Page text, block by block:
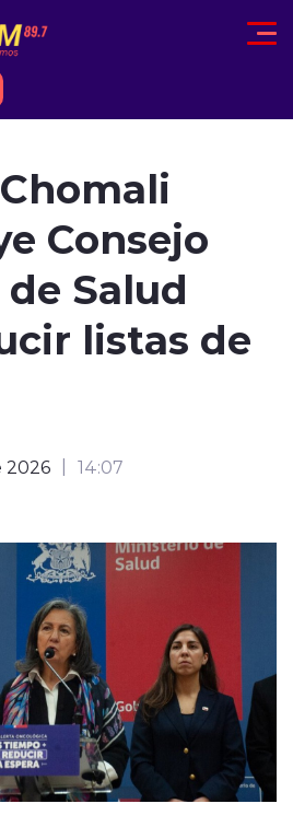
al contenido
INTERNACIONAL
Consejo
Salud
listas de
2026 14:07